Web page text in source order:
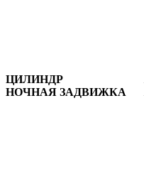
ЦИЛИНДР
НОЧНАЯ ЗАДВИЖКА